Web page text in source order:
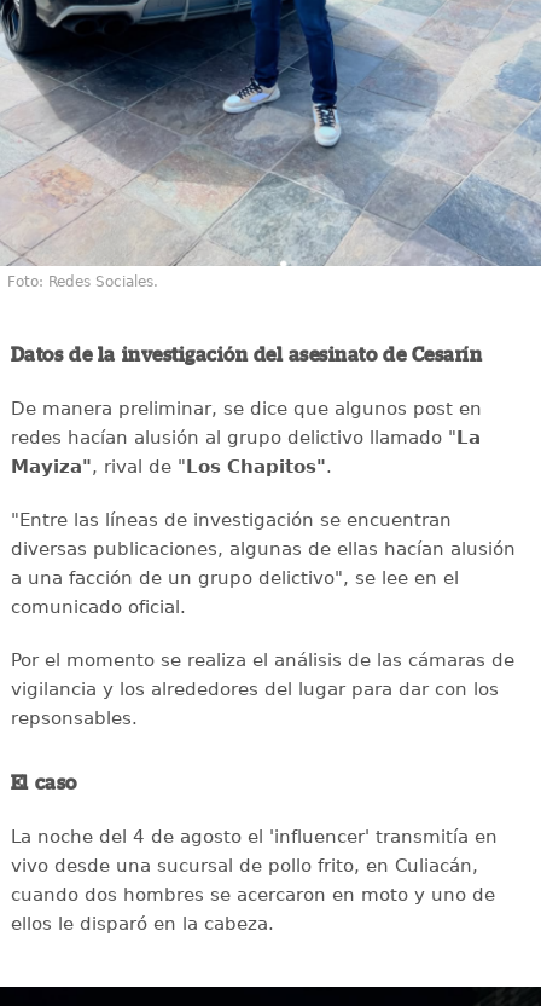
Foto: Redes Sociales.
Datos de la investigación del asesinato de Cesarín
De manera preliminar, se dice que algunos post en
redes hacían alusión al grupo delictivo llamado "La
Mayiza", rival de "Los Chapitos".
"Entre las líneas de investigación se encuentran
diversas publicaciones, algunas de ellas hacían alusión
a una facción de un grupo delictivo", se lee en el
comunicado oficial.
Por el momento se realiza el análisis de las cámaras de
vigilancia y los alrededores del lugar para dar con los
repsonsables.
El caso
La noche del 4 de agosto el 'influencer' transmitía en
vivo desde una sucursal de pollo frito, en Culiacán,
cuando dos hombres se acercaron en moto y uno de
ellos le disparó en la cabeza.